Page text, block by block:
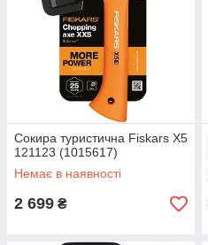
Сокира туристична Fiskars Х5
121123 (1015617)
Немає в наявності
2 699 ₴